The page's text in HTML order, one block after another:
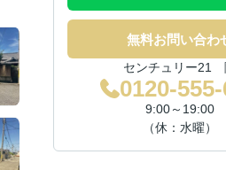
無料お問い合わ
センチュリー21
0120-
9:00～19:00
（休：水曜）